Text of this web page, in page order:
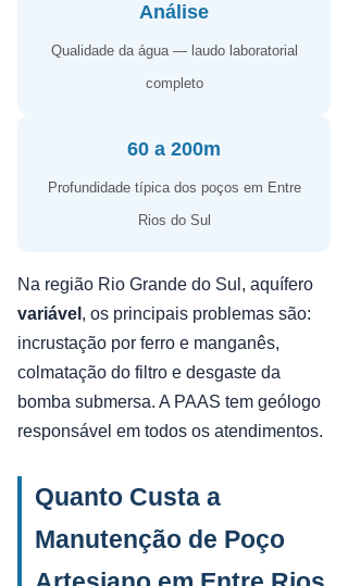
Análise
Qualidade da água — laudo laboratorial
completo
60 a 200m
Profundidade típica dos poços em Entre
Rios do Sul
Na região Rio Grande do Sul, aquífero
variável , os principais problemas são:
incrustação por ferro e manganês,
colmatação do filtro e desgaste da
bomba submersa. A PAAS tem geólogo
responsável em todos os atendimentos.
Quanto Custa a
Manutenção de Poço